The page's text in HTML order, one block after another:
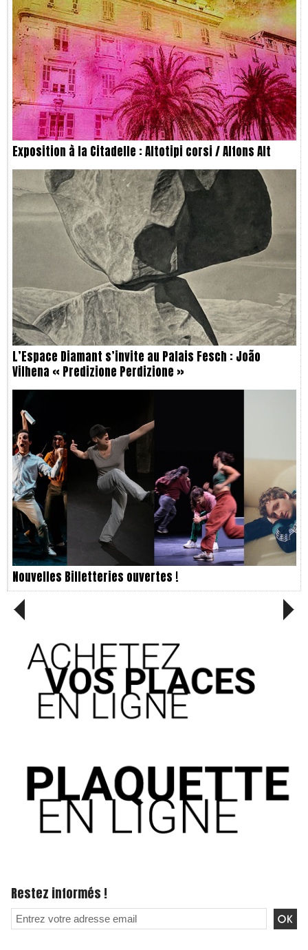
Exposition à la Citadelle : Altotipi corsi / Alfons Alt
L’Espace Diamant s’invite au Palais Fesch : João
Vilhena « Predizione Perdizione »
Nouvelles Billetteries ouvertes !
Restez informés !